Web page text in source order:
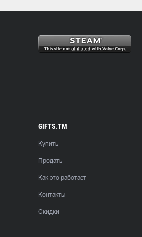
GIFTS.TM
Купить
Продать
Как это работает
Контакты
Скидки